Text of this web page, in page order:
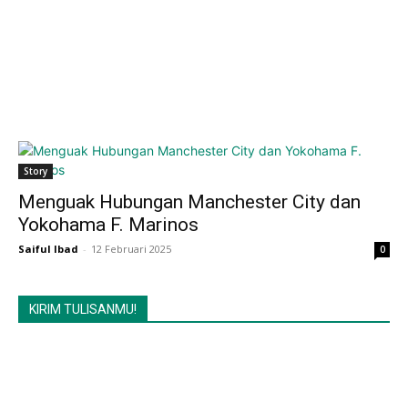
Story
Menguak Hubungan Manchester City dan
Yokohama F. Marinos
Saiful Ibad - 12 Februari 2025 0
KIRIM TULISANMU!